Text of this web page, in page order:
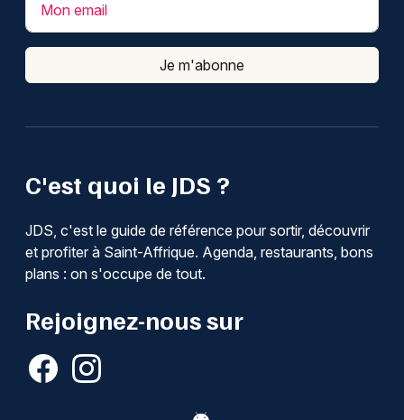
C'est quoi le JDS ?
JDS, c'est le guide de référence pour sortir, découvrir
et profiter à Saint-Affrique. Agenda, restaurants, bons
plans : on s'occupe de tout.
Rejoignez-nous sur
Mon email
Je m'abonne